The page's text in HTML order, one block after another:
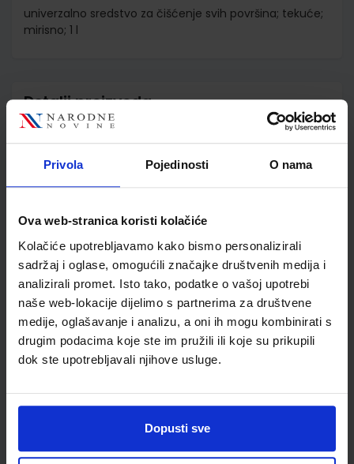
Privola Pojedinosti O nama
Ova web-stranica koristi kolačiće
Kolačiće upotrebljavamo kako bismo personalizirali
sadržaj i oglase, omogućili značajke društvenih medija i
analizirali promet. Isto tako, podatke o vašoj upotrebi
naše web-lokacije dijelimo s partnerima za društvene
medije, oglašavanje i analizu, a oni ih mogu kombinirati s
drugim podacima koje ste im pružili ili koje su prikupili
dok ste upotrebljavali njihove usluge.
Dopusti sve
univerzalno sredstvo za čišćenje svih površina; tekuće;
mirisno; 1 l
Detalji proizvoda
Šifra proizvoda
Newsletter prijava
Prijavite se kako bi primali informacije o novim
proizvodima i uslugama, akcijama i drugim
pogodnostima